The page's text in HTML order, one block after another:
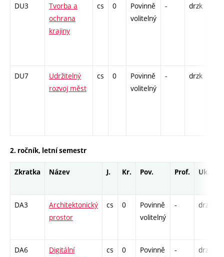
DU3
Tvorba a
ochrana
krajiny
cs 0
Povinně
volitelný
- drzk
DU7
Udržitelný
rozvoj měst
cs 0
Povinně
volitelný
- drzk
2. ročník, letní semestr
Zkratka Název J. Kr. Pov. Prof. Uk.
DA3
Architektonický
prostor
cs 0
Povinně
volitelný
- drzk
DA6
Digitální
cs 0
Povinně
- drzk